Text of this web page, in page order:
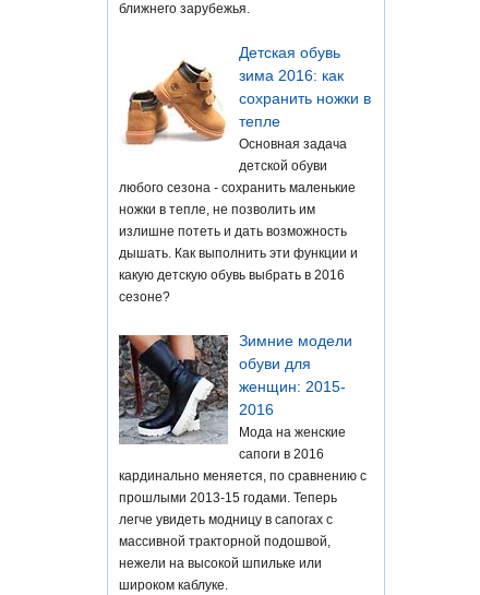
ближнего зарубежья.
Детская обувь
зима 2016: как
сохранить ножки в
тепле
Основная задача
детской обуви
любого сезона - сохранить маленькие
ножки в тепле, не позволить им
излишне потеть и дать возможность
дышать. Как выполнить эти функции и
какую детскую обувь выбрать в 2016
сезоне?
Зимние модели
обуви для
женщин: 2015-
2016
Мода на женские
сапоги в 2016
кардинально меняется, по сравнению с
прошлыми 2013-15 годами. Теперь
легче увидеть модницу в сапогах с
массивной тракторной подошвой,
нежели на высокой шпильке или
широком каблуке.